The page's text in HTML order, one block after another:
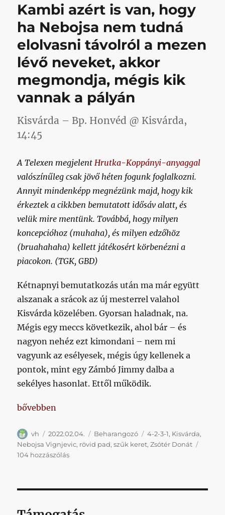
sok
stukstúrában,
hogy
megszámolni
is
nehéz
című
bejegyzéshez
Kambi azért is van, hogy
ha Nebojsa nem tudná
elolvasni távolról a mezen
lévő neveket, akkor
megmondja, mégis kik
vannak a pályán
Kisvárda – Bp. Honvéd @ Kisvárda,
14:45
A Telexen megjelent Hrutka-Koppányi-anyaggal
valószínűleg csak jövő héten fogunk foglalkozni.
Annyit mindenképp megnézünk majd, hogy kik
érkeztek a cikkben bemutatott idősáv alatt, és
velük mire mentünk. Továbbá, hogy milyen
koncepcióhoz (muhaha), és milyen edzőhöz
(bruahahaha) kellett játékosért körbenézni a
piacokon. (TGK, GBD)
Kétnapnyi bemutatkozás után ma már együtt
alszanak a srácok az új mesterrel valahol
Kisvárda közelében. Gyorsan haladnak, na.
Mégis egy meccs következik, ahol bár – és
nagyon nehéz ezt kimondani – nem mi
vagyunk az esélyesek, mégis úgy kellenek a
pontok, mint egy Zámbó Jimmy dalba a
sekélyes hasonlat. Ettől működik.
„Kambi azért is van, hogy ha Nebojsa nem tudná
bővebben
Szerző
vh Közzétéve
2022.02.04. Kategória
Beharangozó Címke
4-2-3-1, Kisvárda,
Nebojsa Vignjevic, rövid pad,szűk keret,Zsótér Donát
104 hozzászólásKambi
ha